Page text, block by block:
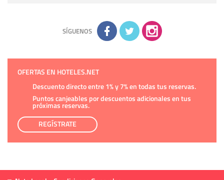
adicional y detallada sobre cómo tratamos sus datos en la
política de privacidad
SÍGUENOS
OFERTAS EN HOTELES.NET
Descuento directo entre 1% y 7% en todas tus reservas.
Puntos canjeables por descuentos adicionales en tus
próximas reservas.
REGÍSTRATE